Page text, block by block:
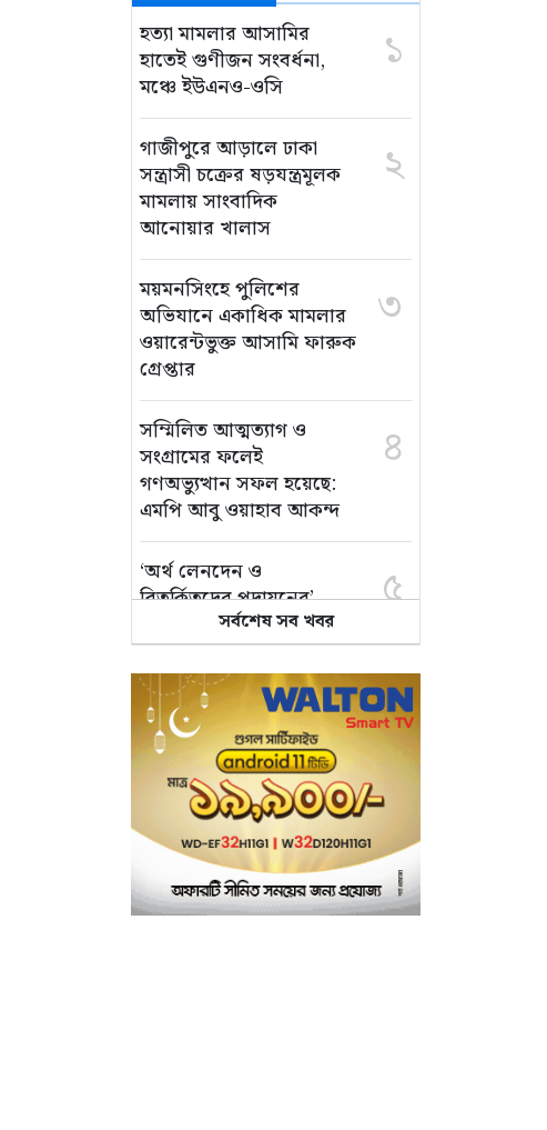
হত্যা মামলার আসামির
হাতেই গুণীজন সংবর্ধনা,
মঞ্চে ইউএনও-ওসি
১
গাজীপুরে আড়ালে ঢাকা
সন্ত্রাসী চক্রের ষড়যন্ত্রমূলক
মামলায় সাংবাদিক
আনোয়ার খালাস
২
ময়মনসিংহে পুলিশের
অভিযানে একাধিক মামলার
ওয়ারেন্টভুক্ত আসামি ফারুক
গ্রেপ্তার
৩
সম্মিলিত আত্মত্যাগ ও
সংগ্রামের ফলেই
গণঅভ্যুত্থান সফল হয়েছে:
এমপি আবু ওয়াহাব আকন্দ
৪
‘অর্থ লেনদেন ও
বিতর্কিতদের পদায়নের’
অভিযোগ, ঈশ্বরগঞ্জে
ছাত্রলীগের একাংশের ঝাড়ু
মিছিল
৫
মানসম্মত শিক্ষা নিশ্চিতে
শ্যামপুরে তৎপর শিক্ষা
অফিসার শাপলা খানম
৬
তাৎক্ষণিক খাদ্য পরীক্ষা
নিশ্চিত করবে ভ্রাম্যমাণ
পরীক্ষাগার: এস এম হুমায়ূন
৭
সর্বশেষ সব খবর